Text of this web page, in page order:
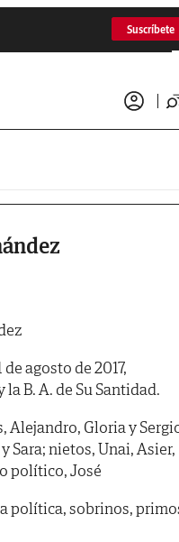
Suscríbete
agosto de 2017,
B. A. de Su Santidad.
Alejandro, Gloria y
Sara; nietos, Unai, Asier,
político, José
política, sobrinos,